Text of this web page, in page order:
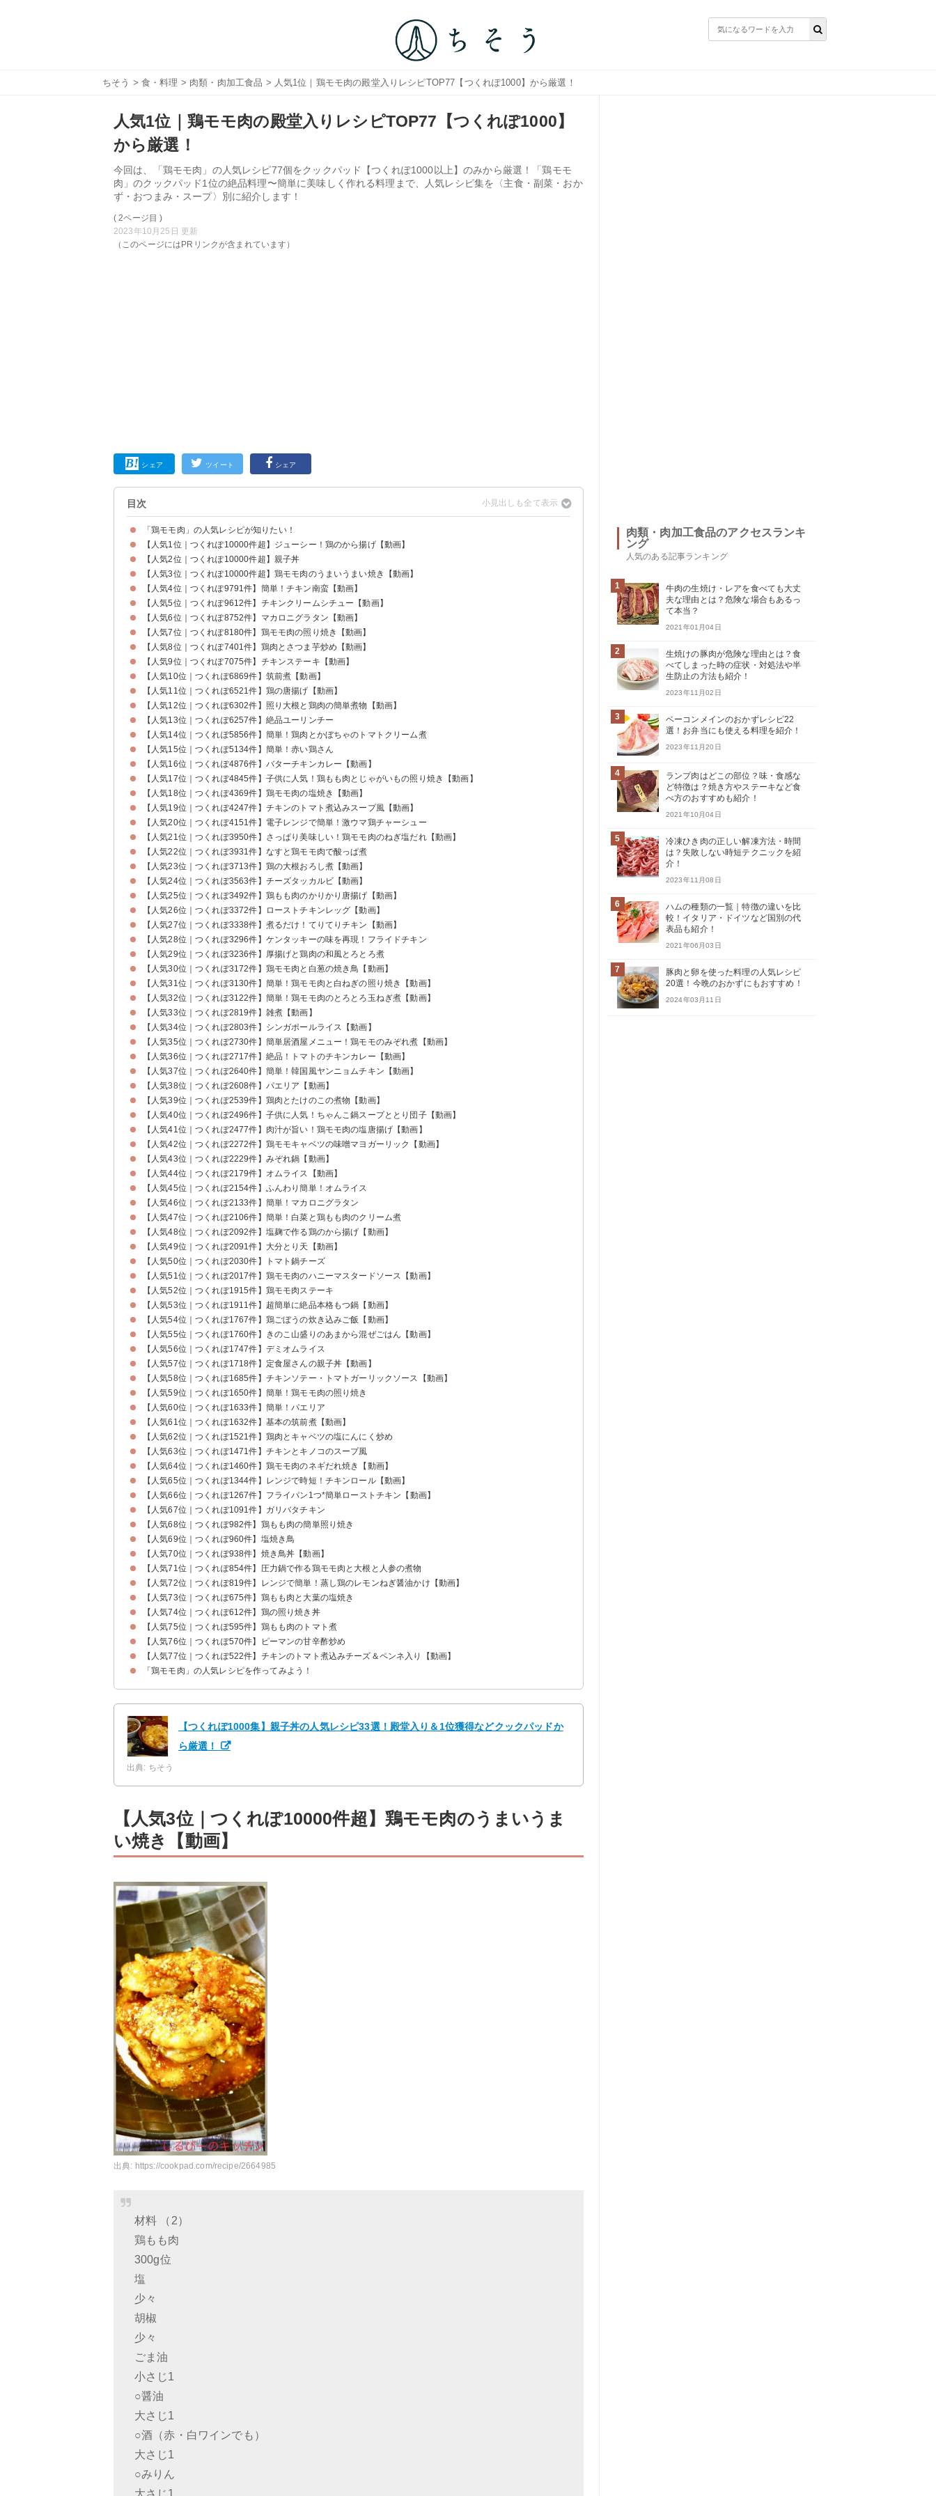
ちそう > 食・料理 > 肉類・肉加工食品 > 人気1位｜鶏モモ肉の殿堂入りレシピTOP77【つくれぽ1000】から厳選！
人気1位｜鶏モモ肉の殿堂入りレシピTOP77【つくれぽ1000】
から厳選！
今回は、「鶏モモ肉」の人気レシピ77個をクックパッド【つくれぽ1000以上】のみから厳選！「鶏モモ
肉」のクックパッド1位の絶品料理〜簡単に美味しく作れる料理まで、人気レシピ集を〈主食・副菜・おか
ず・おつまみ・スープ〉別に紹介します！
( 2ページ目 )
2023年10月25日 更新
（このページにはPRリンクが含まれています）
シェア ツイート シェア
目次
「鶏モモ肉」の人気レシピが知りたい！
【人気1位｜つくれぽ10000件超】ジューシー！鶏のから揚げ【動画】
【人気2位｜つくれぽ10000件超】親子丼
【人気3位｜つくれぽ10000件超】鶏モモ肉のうまいうまい焼き【動画】
【人気4位｜つくれぽ9791件】簡単！チキン南蛮【動画】
【人気5位｜つくれぽ9612件】チキンクリームシチュー【動画】
【人気6位｜つくれぽ8752件】マカロニグラタン【動画】
【人気7位｜つくれぽ8180件】鶏モモ肉の照り焼き【動画】
【人気8位｜つくれぽ7401件】鶏肉とさつま芋炒め【動画】
【人気9位｜つくれぽ7075件】チキンステーキ【動画】
【人気10位｜つくれぽ6869件】筑前煮【動画】
【人気11位｜つくれぽ6521件】鶏の唐揚げ【動画】
【人気12位｜つくれぽ6302件】照り大根と鶏肉の簡単煮物【動画】
【人気13位｜つくれぽ6257件】絶品ユーリンチー
【人気14位｜つくれぽ5856件】簡単！鶏肉とかぼちゃのトマトクリーム煮
【人気15位｜つくれぽ5134件】簡単！赤い鶏さん
【人気16位｜つくれぽ4876件】バターチキンカレー【動画】
【人気17位｜つくれぽ4845件】子供に人気！鶏もも肉とじゃがいもの照り焼き【動画】
【人気18位｜つくれぽ4369件】鶏モモ肉の塩焼き【動画】
【人気19位｜つくれぽ4247件】チキンのトマト煮込みスープ風【動画】
【人気20位｜つくれぽ4151件】電子レンジで簡単！激ウマ鶏チャーシュー
【人気21位｜つくれぽ3950件】さっぱり美味しい！鶏モモ肉のねぎ塩だれ【動画】
【人気22位｜つくれぽ3931件】なすと鶏モモ肉で酸っぱ煮
【人気23位｜つくれぽ3713件】鶏の大根おろし煮【動画】
【人気24位｜つくれぽ3563件】チーズタッカルビ【動画】
【人気25位｜つくれぽ3492件】鶏もも肉のかりかり唐揚げ【動画】
【人気26位｜つくれぽ3372件】ローストチキンレッグ【動画】
【人気27位｜つくれぽ3338件】煮るだけ！てりてりチキン【動画】
【人気28位｜つくれぽ3296件】ケンタッキーの味を再現！フライドチキン
【人気29位｜つくれぽ3236件】厚揚げと鶏肉の和風とろとろ煮
【人気30位｜つくれぽ3172件】鶏モモ肉と白葱の焼き鳥【動画】
【人気31位｜つくれぽ3130件】簡単！鶏モモ肉と白ねぎの照り焼き【動画】
【人気32位｜つくれぽ3122件】簡単！鶏モモ肉のとろとろ玉ねぎ煮【動画】
【人気33位｜つくれぽ2819件】雑煮【動画】
【人気34位｜つくれぽ2803件】シンガポールライス【動画】
【人気35位｜つくれぽ2730件】簡単居酒屋メニュー！鶏モモのみぞれ煮【動画】
【人気36位｜つくれぽ2717件】絶品！トマトのチキンカレー【動画】
【人気37位｜つくれぽ2640件】簡単！韓国風ヤンニョムチキン【動画】
【人気38位｜つくれぽ2608件】パエリア【動画】
【人気39位｜つくれぽ2539件】鶏肉とたけのこの煮物【動画】
【人気40位｜つくれぽ2496件】子供に人気！ちゃんこ鍋スープととり団子【動画】
【人気41位｜つくれぽ2477件】肉汁が旨い！鶏モモ肉の塩唐揚げ【動画】
【人気42位｜つくれぽ2272件】鶏モモキャベツの味噌マヨガーリック【動画】
【人気43位｜つくれぽ2229件】みぞれ鍋【動画】
【人気44位｜つくれぽ2179件】オムライス【動画】
【人気45位｜つくれぽ2154件】ふんわり簡単！オムライス
【人気46位｜つくれぽ2133件】簡単！マカロニグラタン
【人気47位｜つくれぽ2106件】簡単！白菜と鶏もも肉のクリーム煮
【人気48位｜つくれぽ2092件】塩麹で作る鶏のから揚げ【動画】
【人気49位｜つくれぽ2091件】大分とり天【動画】
【人気50位｜つくれぽ2030件】トマト鍋チーズ
【人気51位｜つくれぽ2017件】鶏モモ肉のハニーマスタードソース【動画】
【人気52位｜つくれぽ1915件】鶏モモ肉ステーキ
【人気53位｜つくれぽ1911件】超簡単に絶品本格もつ鍋【動画】
【人気54位｜つくれぽ1767件】鶏ごぼうの炊き込みご飯【動画】
【人気55位｜つくれぽ1760件】きのこ山盛りのあまから混ぜごはん【動画】
【人気56位｜つくれぽ1747件】デミオムライス
【人気57位｜つくれぽ1718件】定食屋さんの親子丼【動画】
【人気58位｜つくれぽ1685件】チキンソテー・トマトガーリックソース【動画】
【人気59位｜つくれぽ1650件】簡単！鶏モモ肉の照り焼き
【人気60位｜つくれぽ1633件】簡単！パエリア
【人気61位｜つくれぽ1632件】基本の筑前煮【動画】
【人気62位｜つくれぽ1521件】鶏肉とキャベツの塩にんにく炒め
【人気63位｜つくれぽ1471件】チキンとキノコのスープ風
【人気64位｜つくれぽ1460件】鶏モモ肉のネギだれ焼き【動画】
【人気65位｜つくれぽ1344件】レンジで時短！チキンロール【動画】
【人気66位｜つくれぽ1267件】フライパン1つ*簡単ローストチキン【動画】
【人気67位｜つくれぽ1091件】ガリバタチキン
【人気68位｜つくれぽ982件】鶏もも肉の簡単照り焼き
【人気69位｜つくれぽ960件】塩焼き鳥
【人気70位｜つくれぽ938件】焼き鳥丼【動画】
【人気71位｜つくれぽ854件】圧力鍋で作る鶏モモ肉と大根と人参の煮物
【人気72位｜つくれぽ819件】レンジで簡単！蒸し鶏のレモンねぎ醤油かけ【動画】
【人気73位｜つくれぽ675件】鶏もも肉と大葉の塩焼き
【人気74位｜つくれぽ612件】鶏の照り焼き丼
【人気75位｜つくれぽ595件】鶏もも肉のトマト煮
【人気76位｜つくれぽ570件】ピーマンの甘辛酢炒め
【人気77位｜つくれぽ522件】チキンのトマト煮込みチーズ＆ペンネ入り【動画】
「鶏モモ肉」の人気レシピを作ってみよう！
【つくれぽ1000集】親子丼の人気レシピ33選！殿堂入り＆1位獲得などクックパッドか
ら厳選！
出典: ちそう
【人気3位｜つくれぽ10000件超】鶏モモ肉のうまいうま
い焼き【動画】
出典: https://cookpad.com/recipe/2664985
材料 （2）
鶏もも肉
300g位
塩
少々
胡椒
少々
ごま油
小さじ1
○醤油
大さじ1
○酒（赤・白ワインでも）
大さじ1
○みりん
肉類・肉加工食品のアクセスランキ
ング
人気のある記事ランキング
1
牛肉の生焼け・レアを食べても大丈
夫な理由とは？危険な場合もあるっ
て本当？
2021年01月04日
2
生焼けの豚肉が危険な理由とは？食
べてしまった時の症状・対処法や半
生防止の方法も紹介！
2023年11月02日
3
ベーコンメインのおかずレシピ22
選！お弁当にも使える料理を紹介！
2023年11月20日
4
ランプ肉はどこの部位？味・食感な
ど特徴は？焼き方やステーキなど食
べ方のおすすめも紹介！
2021年10月04日
5
冷凍ひき肉の正しい解凍方法・時間
は？失敗しない時短テクニックを紹
介！
2023年11月08日
6
ハムの種類の一覧｜特徴の違いを比
較！イタリア・ドイツなど国別の代
表品も紹介！
2021年06月03日
7
豚肉と卵を使った料理の人気レシピ
20選！今晩のおかずにもおすすめ！
2024年03月11日